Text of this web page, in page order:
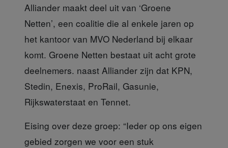
Alliander maakt deel uit van ‘Groene
Netten’, een coalitie die al enkele jaren op
het kantoor van MVO Nederland bij elkaar
komt. Groene Netten bestaat uit acht grote
deelnemers. naast Alliander zijn dat KPN,
Stedin, Enexis, ProRail, Gasunie,
Rijkswaterstaat en Tennet.
Eising over deze groep: “Ieder op ons eigen
gebied zorgen we voor een stuk